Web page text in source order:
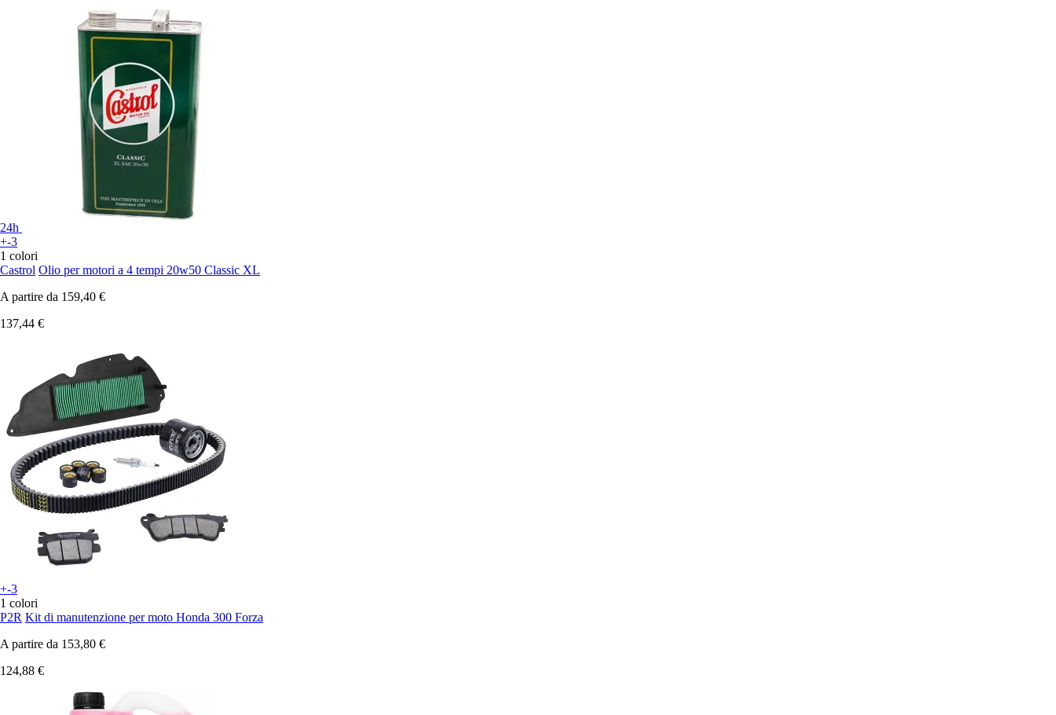
24h
+-3
1 colori
Castrol Olio per motori a 4 tempi 20w50 Classic XL
A partire da 159,40 €
137,44 €
+-3
1 colori
P2R Kit di manutenzione per moto Honda 300 Forza
A partire da 153,80 €
124,88 €